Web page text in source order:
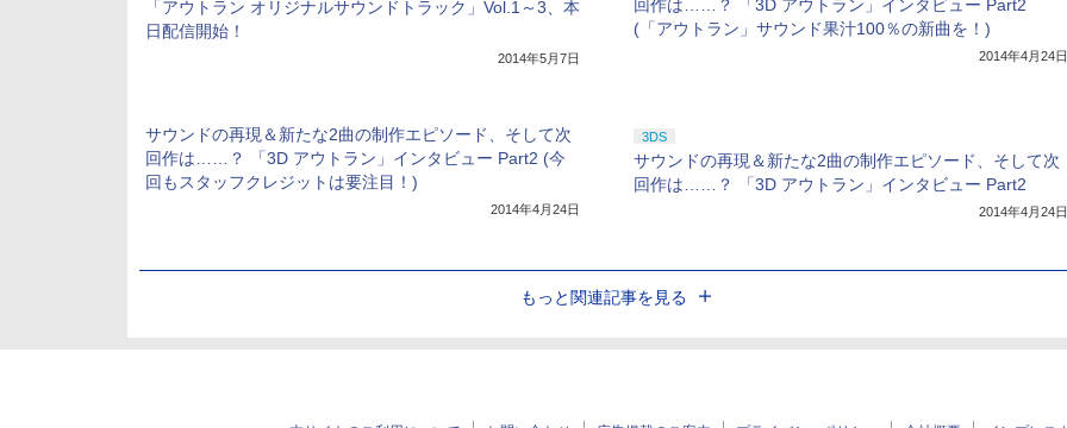
「アウトラン オリジナルサウンドトラック」Vol.1～3、本
日配信開始！
2014年5月7日
回作は……？ 「3D アウトラン」インタビュー Part2
(「アウトラン」サウンド果汁100％の新曲を！)
2014年4月24日
サウンドの再現＆新たな2曲の制作エピソード、そして次
回作は……？ 「3D アウトラン」インタビュー Part2 (今
回もスタッフクレジットは要注目！)
2014年4月24日
3DS
サウンドの再現＆新たな2曲の制作エピソード、そして次
回作は……？ 「3D アウトラン」インタビュー Part2
2014年4月24日
もっと関連記事を見る